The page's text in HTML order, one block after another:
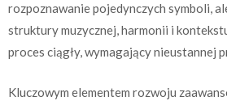
rozpoznawanie pojedynczych symboli,
struktury muzycznej, harmonii i
proces ciągły, wymagający nieustannej
Kluczowym elementem rozwoju